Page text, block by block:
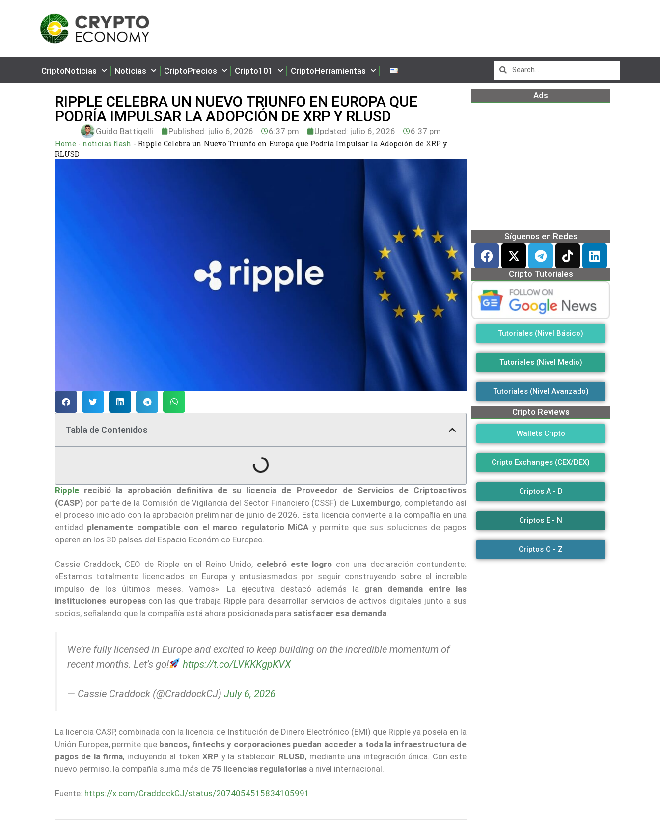
CriptoNoticias Noticias CriptoPrecios Cripto101 CriptoHerramientas
RIPPLE CELEBRA UN NUEVO TRIUNFO EN EUROPA QUE
PODRÍA IMPULSAR LA ADOPCIÓN DE XRP Y RLUSD
Guido Battigelli Published: julio 6, 2026 6:37 pm Updated: julio 6, 2026 6:37 pm
Home - noticias flash - Ripple Celebra un Nuevo Triunfo en Europa que Podría Impulsar la Adopción de XRP y
RLUSD
Tabla de Contenidos
Ripple recibió la aprobación definitiva de su licencia de Proveedor de Servicios de Criptoactivos
(CASP) por parte de la Comisión de Vigilancia del Sector Financiero (CSSF) de Luxemburgo, completando así
el proceso iniciado con la aprobación preliminar de junio de 2026. Esta licencia convierte a la compañía en una
entidad plenamente compatible con el marco regulatorio MiCA y permite que sus soluciones de pagos
operen en los 30 países del Espacio Económico Europeo.
Cassie Craddock, CEO de Ripple en el Reino Unido, celebró este logro con una declaración contundente:
«Estamos totalmente licenciados en Europa y entusiasmados por seguir construyendo sobre el increíble
impulso de los últimos meses. Vamos». La ejecutiva destacó además la gran demanda entre las
instituciones europeascon las que trabaja Ripple para desarrollar servicios de activos digitales junto a sus
socios, señalando que la compañía está ahora posicionada para satisfacer esa demanda.
We’re fully licensed in Europe and excited to keep building on the incredible momentum of
recent months. Let’s go!
https://t.co/LVKKKgpKVX
— Cassie Craddock (@CraddockCJ) July 6, 2026
La licencia CASP, combinada con la licencia de Institución de Dinero Electrónico (EMI) que Ripple ya poseía en la
Unión Europea, permite que bancos, fintechs y corporaciones puedan acceder a toda la infraestructura de
pagos de la firma, incluyendo al tokenXRP y la stablecoin RLUSD, mediante una integración única. Con este
nuevo permiso, la compañía suma más de 75 licencias regulatorias a nivel internacional.
Fuente: https://x.com/CraddockCJ/status/2074054515834105991
Ads
Síguenos en Redes
Cripto Tutoriales
Tutoriales (Nivel Básico)
Tutoriales (Nivel Medio)
Tutoriales (Nivel Avanzado)
Cripto Reviews
Wallets Cripto
Cripto Exchanges (CEX/DEX)
Criptos A - D
Criptos E - N
Criptos O - Z